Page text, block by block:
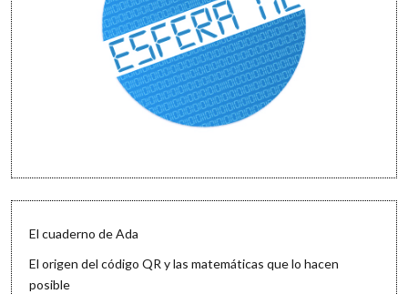
El cuaderno de Ada
El origen del código QR y las matemáticas que lo hacen
posible